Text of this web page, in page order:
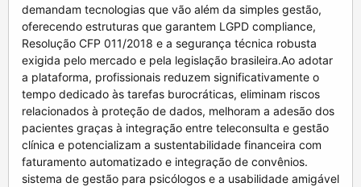
demandam tecnologias que vão além da simples gestão,
oferecendo estruturas que garantem LGPD compliance,
Resolução CFP 011/2018 e a segurança técnica robusta
exigida pelo mercado e pela legislação brasileira.Ao adotar
a plataforma, profissionais reduzem significativamente o
tempo dedicado às tarefas burocráticas, eliminam riscos
relacionados à proteção de dados, melhoram a adesão dos
pacientes graças à integração entre teleconsulta e gestão
clínica e potencializam a sustentabilidade financeira com
faturamento automatizado e integração de convênios.
sistema de gestão para psicólogos e a usabilidade amigável